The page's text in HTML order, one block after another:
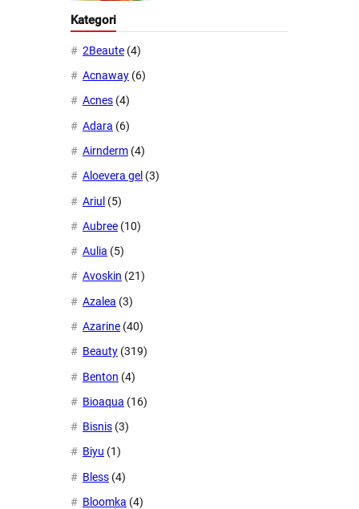
Kategori
2Beaute (4)
Acnaway (6)
Acnes (4)
Adara (6)
Airnderm (4)
Aloevera gel (3)
Ariul (5)
Aubree (10)
Aulia (5)
Avoskin (21)
Azalea (3)
Azarine (40)
Beauty (319)
Benton (4)
Bioaqua (16)
Bisnis (3)
Biyu (1)
Bless (4)
Bloomka (4)